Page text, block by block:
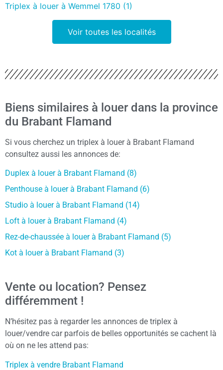
Triplex à louer à Wemmel 1780 (1)
Voir toutes les localités
Biens similaires à louer dans la province
du Brabant Flamand
Si vous cherchez un triplex à louer à Brabant Flamand
consultez aussi les annonces de:
Duplex à louer à Brabant Flamand (8)
Penthouse à louer à Brabant Flamand (6)
Studio à louer à Brabant Flamand (14)
Loft à louer à Brabant Flamand (4)
Rez-de-chaussée à louer à Brabant Flamand (5)
Kot à louer à Brabant Flamand (3)
Vente ou location? Pensez
différemment !
N’hésitez pas à regarder les annonces de triplex à
louer/vendre car parfois de belles opportunités se cachent là
où on ne les attend pas:
Triplex à vendre Brabant Flamand